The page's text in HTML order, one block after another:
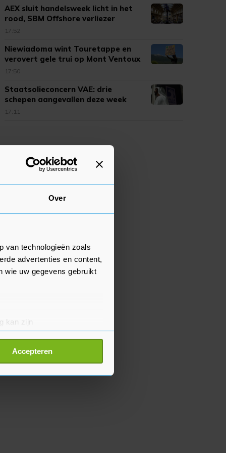
Over
van technologieën zoals
advertenties en content,
wie uw gegevens gebruikt
kan zijn
detailgedeelte
Accepteren
AEX sluit handelsweek licht in het
rood, SBM Offshore verliezer
17:52
Niewiadoma wint Touretappe en
verovert gele trui op Mont Ventoux
17:50
Staatsolieconcern VAE: drie
schepen aangevallen deze week
17:11